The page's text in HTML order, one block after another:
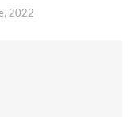
2022